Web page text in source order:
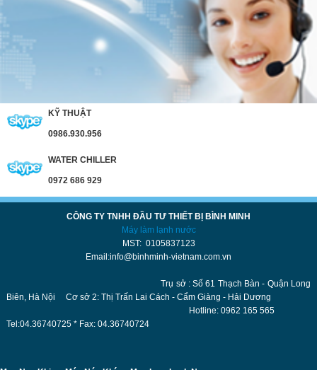
KỸ THUẬT
0986.930.956
WATER CHILLER
0972 686 929
CÔNG TY TNHH ĐẦU TƯ THIẾT BỊ BÌNH MINH
Máy làm lạnh nước
MST: 0105837123
Email:info@binhminh-vietnam.com.vn
Trụ sở : Số 61 Thạch Bàn - Quận Long
Biên, Hà Nội Cơ sở 2: Thị Trấn Lai Cách - Cẩm Giàng - Hải Dương
Hotline: 0962 165 565
Tel:04.36740725 * Fax: 04.36740724